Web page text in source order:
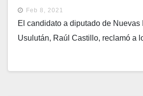
los usulutecos
Feb 8, 2021
El candidato a diputado de Nuevas
Usulután, Raúl Castillo, reclamó a